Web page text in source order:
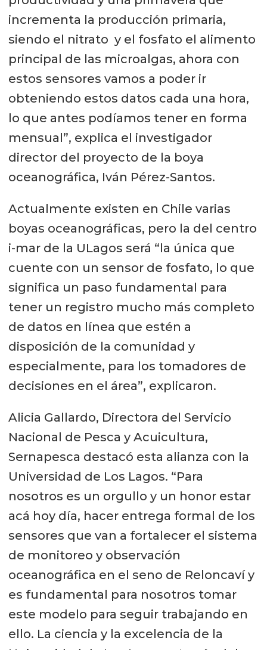
incrementa la producción primaria,
siendo el nitrato y el fosfato el alimento
principal de las microalgas, ahora con
estos sensores vamos a poder ir
obteniendo estos datos cada una hora,
lo que antes podíamos tener en forma
mensual”, explica el investigador
director del proyecto de la boya
oceanográfica, Iván Pérez-Santos.
Actualmente existen en Chile varias
boyas oceanográficas, pero la del centro
i-mar de la ULagos será “la única que
cuente con un sensor de fosfato, lo que
significa un paso fundamental para
tener un registro mucho más completo
de datos en línea que estén a
disposición de la comunidad y
especialmente, para los tomadores de
decisiones en el área”, explicaron.
Alicia Gallardo, Directora del Servicio
Nacional de Pesca y Acuicultura,
Sernapesca destacó esta alianza con la
Universidad de Los Lagos. “Para
nosotros es un orgullo y un honor estar
acá hoy día, hacer entrega formal de los
sensores que van a fortalecer el sistema
de monitoreo y observación
oceanográfica en el seno de Reloncaví y
es fundamental para nosotros tomar
este modelo para seguir trabajando en
ello. La ciencia y la excelencia de la